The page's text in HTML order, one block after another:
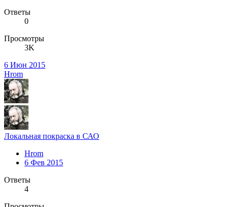
Ответы
0
Просмотры
3K
6 Июн 2015
Hrom
Локальная покраска в САО
Hrom
6 Фев 2015
Ответы
4